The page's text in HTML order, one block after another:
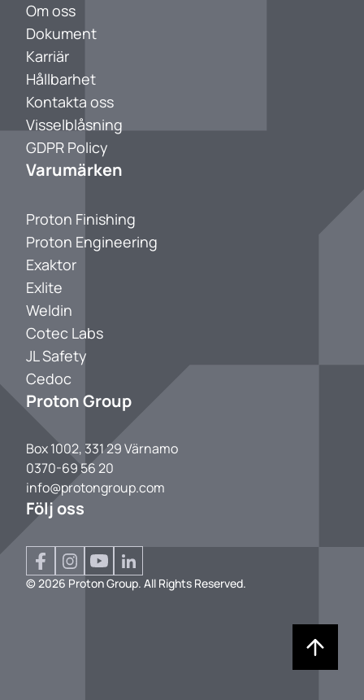
Om oss
Dokument
Karriär
Hållbarhet
Kontakta oss
Visselblåsning
GDPR Policy
Varumärken
Proton Finishing
Proton Engineering
Exaktor
Exlite
Weldin
Cotec Labs
JL Safety
Cedoc
Proton Group
Box 1002, 331 29 Värnamo
0370-69 56 20
info@protongroup.com
Följ oss
© 2026 Proton Group. All Rights Reserved.